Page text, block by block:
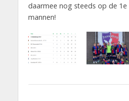
daarmee nog steeds op de 1e
mannen!